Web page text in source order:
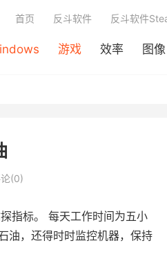
游戏 效率 图像
首页 反斗软件 反斗软件
(0)
指标。 每天工作时间为五小
油，还得时时监控机器，保持